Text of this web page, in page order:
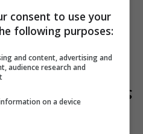
μοναστήρι της Αγιάς
χαρακτήρισε ο Σεβ.
την ρασοφορία νέας
consent to use your
following purposes:
and content, advertising and
audience research and
on a device